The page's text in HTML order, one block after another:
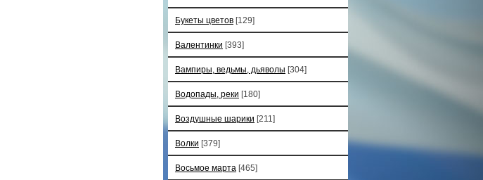
Букеты цветов [129]
Валентинки [393]
Вампиры, ведьмы, дьяволы [304]
Водопады, реки [180]
Воздушные шарики [211]
Волки [379]
Восьмое марта [465]